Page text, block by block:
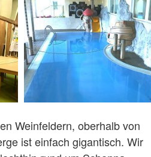
Weinfeldern, oberhalb von
ist einfach gigantisch. Wir